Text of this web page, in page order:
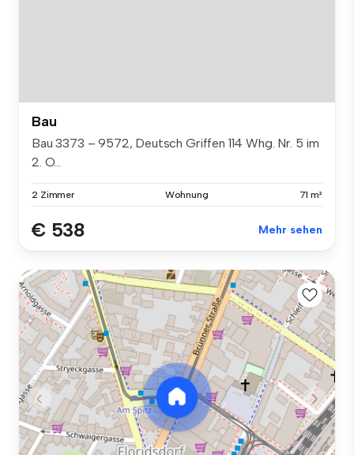
Bau
Bau 3373 – 9572, Deutsch Griffen 114 Whg. Nr. 5 im
2. O...
2 Zimmer Wohnung 71 m²
€ 538 Mehr sehen